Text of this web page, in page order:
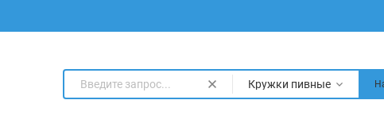
Кружки пивные